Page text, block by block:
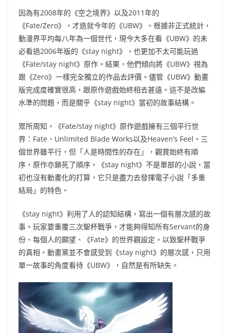
因為有2008年的《空之境界》以及2011年的
《Fate/Zero》，才造就今年的《UBW》。根據非正式統計，
動漫界平均每八年為一個世代，現今大多在看《UBW》的未
必看過2006年版的《stay night》，也更加不太可能玩過
《Fate/stay night》原作。結果，他們傾向將《UBW》視為
跟《Zero》一樣完全獨立的作品去評價。儘管《UBW》動畫
版完成度確實很高，跟原作遊戲始終相去甚遠。這不是改編
水準的問題，而是關乎《stay night》當初的故事結構。
眾所周知，《Fate/stay night》原作遊戲擁有三個平行世
界：Fate、Unlimited Blade Works以及Heaven’s Feel。三
個世界雖平行，但「人是時間性的存在」，觀賞始終有順
序，原作亦鎖死了順序。《stay night》不是單部的小說，當
初也沒有動畫化的打算，它只是盡力去發揮電子小說「多重
結局」的特色。
《stay night》利用了人的認知結構，寫出一個有層次感的故
事。玩家要重覆三次聖杯戰爭，才能夠得知所有Servant的身
份、每個人的願望、《Fate》的世界觀設定，以致聖杯戰爭
的真相。動畫黨並不會感受到《stay night》的層次感，只用
單一故事的角度看待《UBW》，自然是有所缺失。